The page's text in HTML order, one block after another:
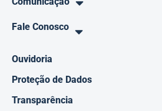
Fale Conosco
Ouvidoria
Proteção de Dados
Transparência